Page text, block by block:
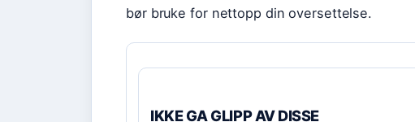
bør bruke for nettopp din oversettelse.
IKKE GA GLIPP AV DISSE